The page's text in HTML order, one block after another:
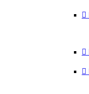


